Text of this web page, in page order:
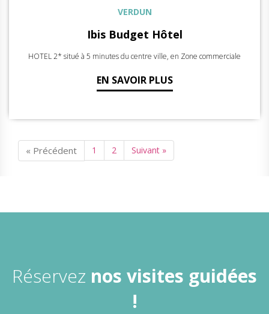
VERDUN
Ibis Budget Hôtel
HOTEL 2* situé à 5 minutes du centre ville, en Zone commerciale
EN SAVOIR PLUS
« Précédent 1 2 Suivant »
Réservez nos visites guidées
!